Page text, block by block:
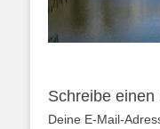
Schreibe einen
Deine E-Mail-